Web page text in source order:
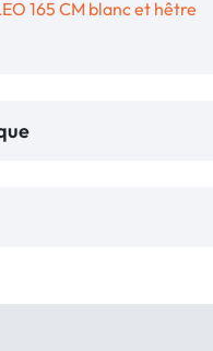
165 CM blanc et hêtre